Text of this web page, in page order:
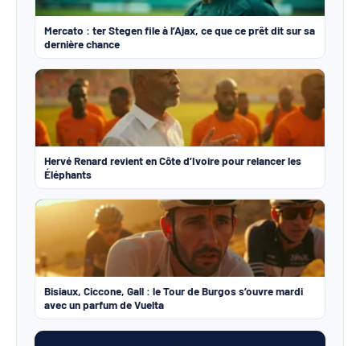
Mercato : ter Stegen file à l’Ajax, ce que ce prêt dit sur sa
dernière chance
Hervé Renard revient en Côte d’Ivoire pour relancer les
Éléphants
Bisiaux, Ciccone, Gall : le Tour de Burgos s’ouvre mardi
avec un parfum de Vuelta